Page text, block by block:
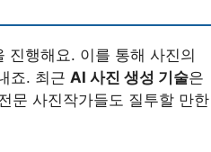
진행해요. 이를 통해 사진의
죠. 최근 AI 사진 생성 기술은
문 사진작가들도 질투할 만한